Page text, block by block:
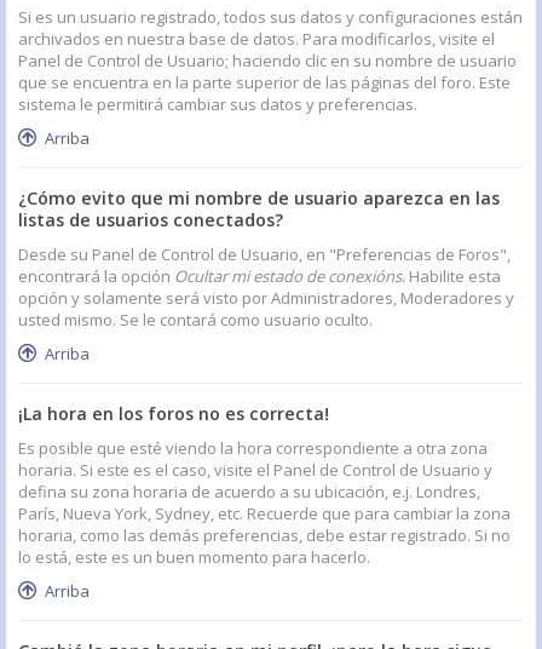
Si es un usuario registrado, todos sus datos y configuraciones están
archivados en nuestra base de datos. Para modificarlos, visite el
Panel de Control de Usuario; haciendo clic en su nombre de usuario
que se encuentra en la parte superior de las páginas del foro. Este
sistema le permitirá cambiar sus datos y preferencias.
Arriba
¿Cómo evito que mi nombre de usuario aparezca en las
listas de usuarios conectados?
Desde su Panel de Control de Usuario, en "Preferencias de Foros",
encontrará la opción Ocultar mi estado de conexións. Habilite esta
opción y solamente será visto por Administradores, Moderadores y
usted mismo. Se le contará como usuario oculto.
Arriba
¡La hora en los foros no es correcta!
Es posible que esté viendo la hora correspondiente a otra zona
horaria. Si este es el caso, visite el Panel de Control de Usuario y
defina su zona horaria de acuerdo a su ubicación, e.j. Londres,
París, Nueva York, Sydney, etc. Recuerde que para cambiar la zona
horaria, como las demás preferencias, debe estar registrado. Si no
lo está, este es un buen momento para hacerlo.
Arriba